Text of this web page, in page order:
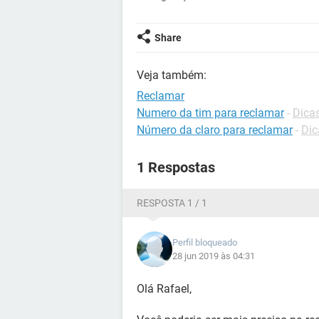
Share
Veja também:
Reclamar
Numero da tim para reclamar -
Número da claro para reclamar -
1 Respostas
RESPOSTA 1 / 1
Perfil bloqueado
28 jun 2019 às 04:31
Olá Rafael,